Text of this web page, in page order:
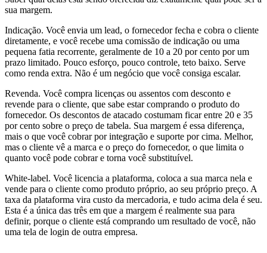
sua margem.
Indicação. Você envia um lead, o fornecedor fecha e cobra o cliente
diretamente, e você recebe uma comissão de indicação ou uma
pequena fatia recorrente, geralmente de 10 a 20 por cento por um
prazo limitado. Pouco esforço, pouco controle, teto baixo. Serve
como renda extra. Não é um negócio que você consiga escalar.
Revenda. Você compra licenças ou assentos com desconto e
revende para o cliente, que sabe estar comprando o produto do
fornecedor. Os descontos de atacado costumam ficar entre 20 e 35
por cento sobre o preço de tabela. Sua margem é essa diferença,
mais o que você cobrar por integração e suporte por cima. Melhor,
mas o cliente vê a marca e o preço do fornecedor, o que limita o
quanto você pode cobrar e torna você substituível.
White-label. Você licencia a plataforma, coloca a sua marca nela e
vende para o cliente como produto próprio, ao seu próprio preço. A
taxa da plataforma vira custo da mercadoria, e tudo acima dela é seu.
Esta é a única das três em que a margem é realmente sua para
definir, porque o cliente está comprando um resultado de você, não
uma tela de login de outra empresa.